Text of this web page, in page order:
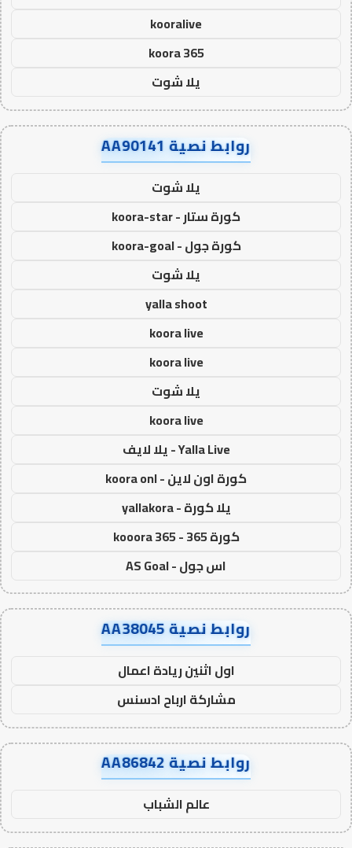
kooralive
koora 365
يلا شوت
روابط نصية AA90141
يلا شوت
كورة ستار - koora-star
كورة جول - koora-goal
يلا شوت
yalla shoot
koora live
koora live
يلا شوت
koora live
Yalla Live - يلا لايف
كورة اون لاين - koora onl
يلا كورة - yallakora
كورة 365 - kooora 365
اس جول - AS Goal
روابط نصية AA38045
اول اثنين ريادة اعمال
مشاركة ارباح ادسنس
روابط نصية AA86842
عالم الشباب